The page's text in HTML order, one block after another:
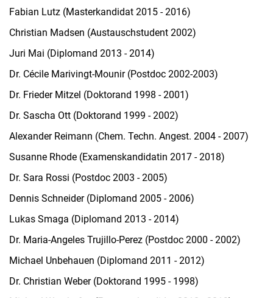
Fabian Lutz (Masterkandidat 2015 - 2016)
Christian Madsen (Austauschstudent 2002)
Juri Mai (Diplomand 2013 - 2014)
Dr. Cécile Marivingt-Mounir (Postdoc 2002-2003)
Dr. Frieder Mitzel (Doktorand 1998 - 2001)
Dr. Sascha Ott (Doktorand 1999 - 2002)
Alexander Reimann (Chem. Techn. Angest. 2004 - 2007)
Susanne Rhode (Examenskandidatin 2017 - 2018)
Dr. Sara Rossi (Postdoc 2003 - 2005)
Dennis Schneider (Diplomand 2005 - 2006)
Lukas Smaga (Diplomand 2013 - 2014)
Dr. Maria-Angeles Trujillo-Perez (Postdoc 2000 - 2002)
Michael Unbehauen (Diplomand 2011 - 2012)
Dr. Christian Weber (Doktorand 1995 - 1998)